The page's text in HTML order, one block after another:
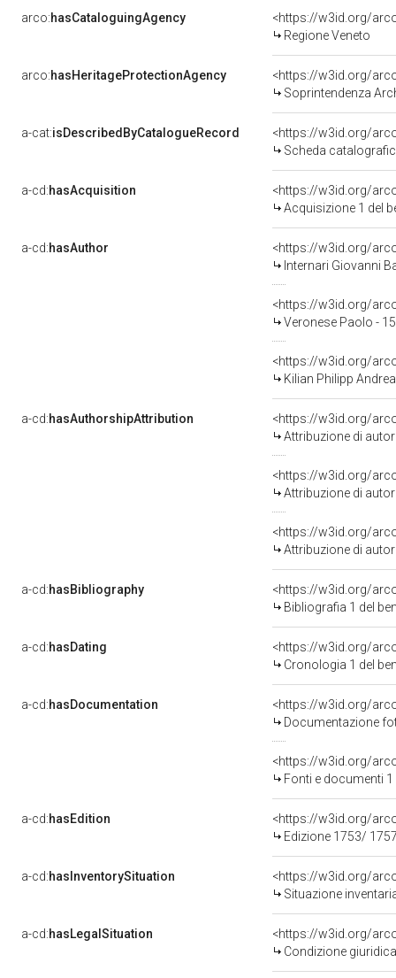
arco:hasCataloguingAgency
<https://w3id.org/
Regione Veneto
arco:hasHeritageProtectionAgency
<https://w3id.org/
Soprintendenza
a-cat:isDescribedByCatalogueRecord
<https://w3id.org/
Scheda
a-cd:hasAcquisition
<https://w3id.org/
Acquisizione 1 del
a-cd:hasAuthor
<https://w3id.org/
Internari Giovanni
<https://w3id.org/
Veronese Paolo -
<https://w3id.org/
Kilian Philipp
a-cd:hasAuthorshipAttribution
<https://w3id.org/
Attribuzione di
<https://w3id.org/
Attribuzione di
<https://w3id.org/
Attribuzione di
a-cd:hasBibliography
<https://w3id.org/
Bibliografia 1 del
a-cd:hasDating
<https://w3id.org/
Cronologia 1 del
a-cd:hasDocumentation
Documentazione
<https://w3id.org/
Fonti e documenti
a-cd:hasEdition
<https://w3id.org/
Edizione 1753/
a-cd:hasInventorySituation
<https://w3id.org/
Situazione
a-cd:hasLegalSituation
Condizione